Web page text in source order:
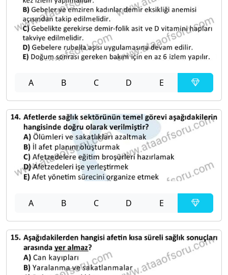
A B C D E
A B C D E